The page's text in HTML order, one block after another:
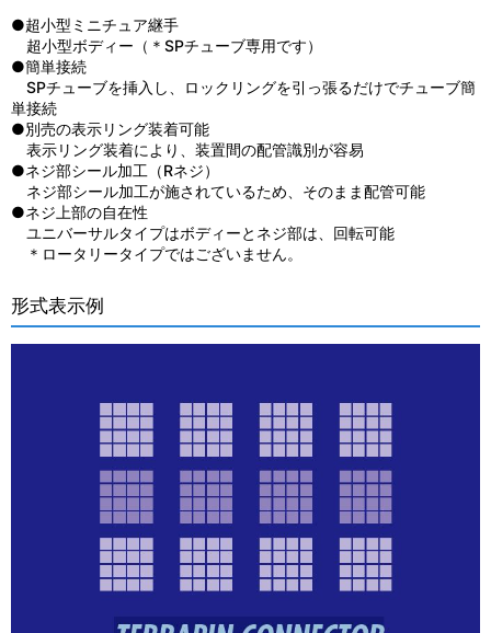
●超小型ミニチュア継手
超小型ボディー（＊SPチューブ専用です）
●簡単接続
SPチューブを挿入し、ロックリングを引っ張るだけでチューブ簡
単接続
●別売の表示リング装着可能
表示リング装着により、装置間の配管識別が容易
●ネジ部シール加工（Rネジ）
ネジ部シール加工が施されているため、そのまま配管可能
●ネジ上部の自在性
ユニバーサルタイプはボディーとネジ部は、回転可能
＊ロータリータイプではございません。
形式表示例